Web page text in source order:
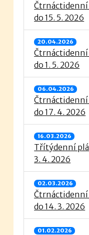
Čtrnáctidenní
do 15. 5. 2026
20.04.2026
Čtrnáctidenní
do 1. 5. 2026
06.04.2026
Čtrnáctidenní
do 17. 4. 2026
16.03.2026
Třítýdenní
3. 4. 2026
02.03.2026
Čtrnáctidenní
do 14. 3. 2026
01.02.2026